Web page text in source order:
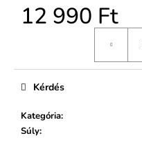
12 990 Ft
Kategória:
Súly:
Kérdés